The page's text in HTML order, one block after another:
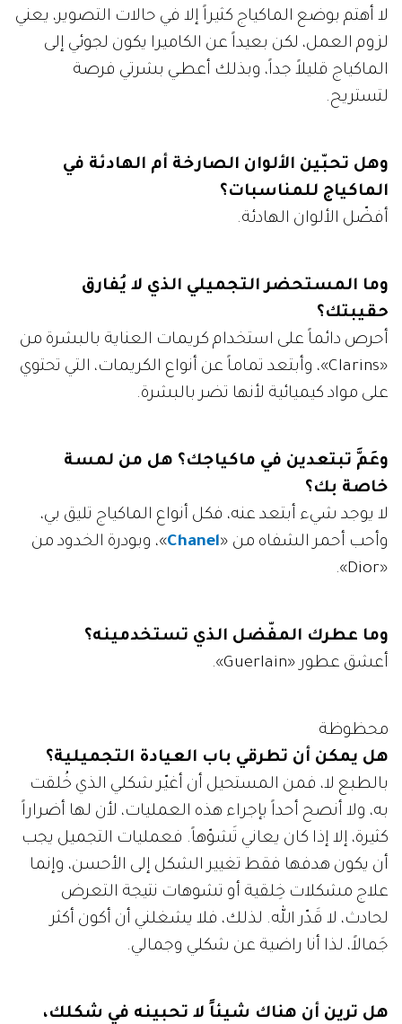
لا أهتم بوضع الماكياج كثيراً إلا في حالات التصوير، يعني
لزوم العمل، لكن بعيداً عن الكاميرا يكون لجوئي إلى
الماكياج قليلاً جداً، وبذلك أعطـي بشرتي فرصة
لتستريح.
وهل تحبّين الألوان الصارخة أم الهادئة في
الماكياج للمناسبات؟
أفضّل الألوان الهادئة.
وما المستحضر التجميلي الذي لا يُفارق
حقيبتك؟
أحرص دائماً على استخدام كريمات العناية بالبشرة من
«Clarins»، وأبتعد تماماً عن أنواع الكريمات، التي تحتوي
على مواد كيميائية لأنها تضر بالبشرة.
وعَمَّ تبتعدين في ماكياجك؟ هل من لمسة
خاصة بك؟
لا يوجد شيء أبتعد عنه، فكل أنواع الماكياج تليق بي،
وأحب أحمر الشفاه من «Chanel»، وبودرة الخدود من
«Dior».
وما عطرك المفّضل الذي تستخدمينه؟
أعشق عطور «Guerlain».
محظوظة
هل يمكن أن تطرقي باب العيادة التجميلية؟
بالطبع لا، فمن المستحيل أن أغيّر شكلي الذي خُلقت
به، ولا أنصح أحداً بإجراء هذه العمليات، لأن لها أضراراً
كثيرة، إلا إذا كان يعاني تَشوّهاً. فعمليات التجميل يجب
أن يكون هدفها فقط تغيير الشكل إلى الأحسن، وإنما
علاج مشكلات خِلقية أو تشوهات نتيجة التعرض
لحادث، لا قَدّر الله. لذلك، فلا يشغلني أن أكون أكثر
جَمالاً، لذا أنا راضية عن شكلي وجمالي.
هل ترين أن هناك شيئاً لا تحبينه في شكلك،